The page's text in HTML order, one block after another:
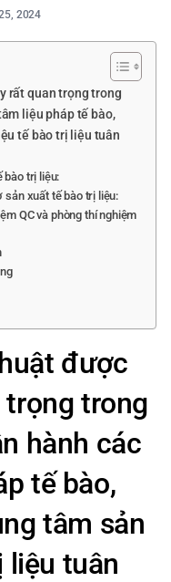
2024
rất quan trọng trong
liệu pháp tế bào,
tế bào trị liệu tuân
bào trị liệu:
sản xuất tế bào trị liệu:
QC và phòng thí nghiệm
được
trong
hành các
tế bào,
tâm sản
liệu tuân